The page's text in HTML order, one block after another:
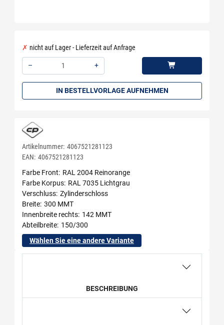
nicht auf Lager - Lieferzeit auf Anfrage
–
+
IN BESTELLVORLAGE AUFNEHMEN
Artikelnummer: 4067521281123
EAN: 4067521281123
Farbe Front
RAL 2004 Reinorange
Farbe Korpus RAL 7035 Lichtgrau
Verschluss Zylinderschloss
Breite 300 MMT
Innenbreite rechts 142 MMT
Abteilbreite 150/300
Wählen Sie eine andere Variante
BESCHREIBUNG